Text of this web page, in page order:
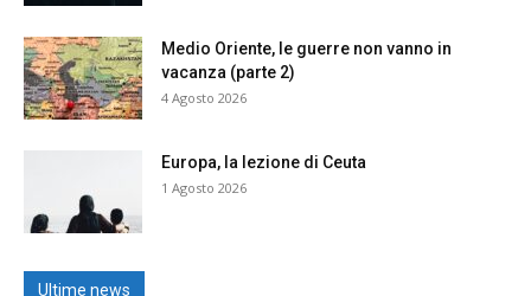
Medio Oriente, le guerre non vanno in
vacanza (parte 2)
4 Agosto 2026
Europa, la lezione di Ceuta
1 Agosto 2026
Ultime news